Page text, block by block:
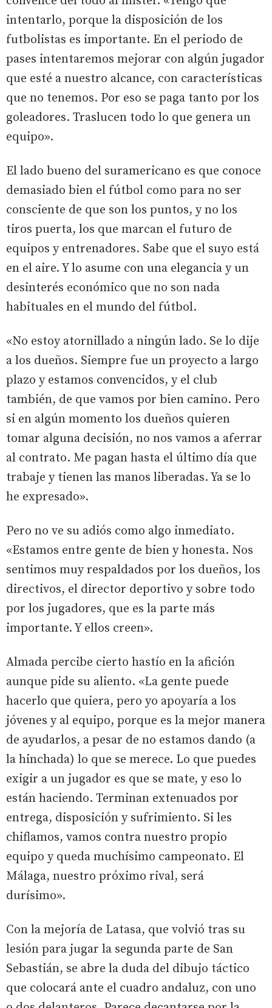
intentarlo, porque la disposición de los
futbolistas es importante. En el periodo de
pases intentaremos mejorar con algún jugador
que esté a nuestro alcance, con características
que no tenemos. Por eso se paga tanto por los
goleadores. Traslucen todo lo que genera un
equipo».
El lado bueno del suramericano es que conoce
demasiado bien el fútbol como para no ser
consciente de que son los puntos, y no los
tiros puerta, los que marcan el futuro de
equipos y entrenadores. Sabe que el suyo está
en el aire. Y lo asume con una elegancia y un
desinterés económico que no son nada
habituales en el mundo del fútbol.
«No estoy atornillado a ningún lado. Se lo dije
a los dueños. Siempre fue un proyecto a largo
plazo y estamos convencidos, y el club
también, de que vamos por bien camino. Pero
si en algún momento los dueños quieren
tomar alguna decisión, no nos vamos a aferrar
al contrato. Me pagan hasta el último día que
trabaje y tienen las manos liberadas. Ya se lo
he expresado».
Pero no ve su adiós como algo inmediato.
«Estamos entre gente de bien y honesta. Nos
sentimos muy respaldados por los dueños, los
directivos, el director deportivo y sobre todo
por los jugadores, que es la parte más
importante. Y ellos creen».
Almada percibe cierto hastío en la afición
aunque pide su aliento. «La gente puede
hacerlo que quiera, pero yo apoyaría a los
jóvenes y al equipo, porque es la mejor manera
de ayudarlos, a pesar de no estamos dando (a
la hinchada) lo que se merece. Lo que puedes
exigir a un jugador es que se mate, y eso lo
están haciendo. Terminan extenuados por
entrega, disposición y sufrimiento. Si les
chiflamos, vamos contra nuestro propio
equipo y queda muchísimo campeonato. El
Málaga, nuestro próximo rival, será
durísimo».
Con la mejoría de Latasa, que volvió tras su
lesión para jugar la segunda parte de San
Sebastián, se abre la duda del dibujo táctico
que colocará ante el cuadro andaluz, con uno